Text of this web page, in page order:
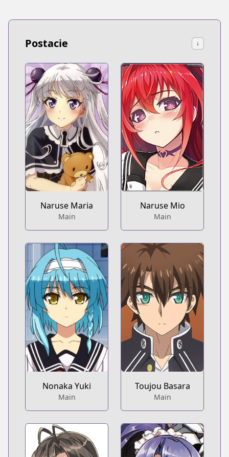
Postacie ↓
Naruse Maria
Main
Naruse Mio
Main
Nonaka Yuki
Main
Toujou Basara
Main